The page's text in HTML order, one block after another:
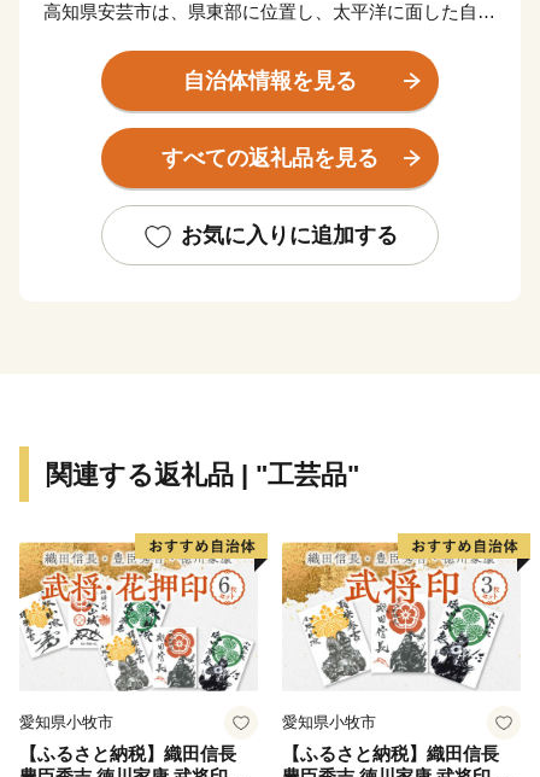
高知県安芸市は、県東部に位置し、太平洋に面した自然
海と山の大自然の恵みをたっぷりうけて、豊かな人と特
産品を育んでいます。
ちりめんじゃこに、幻の地鶏土佐ジロー、土佐文旦に、
マンゴーと美味しいもんがたくさん！
応援よろしくお願いいたします♪
メール：aki@furusato-supports.com
自治体情報を見る
すべての返礼品を見る
お気に入りに追加する
関連する返礼品 | "工芸品"
愛知県小牧市
【ふるさと納税】織田信長
愛知県小牧市
【ふるさと納税】織田信長